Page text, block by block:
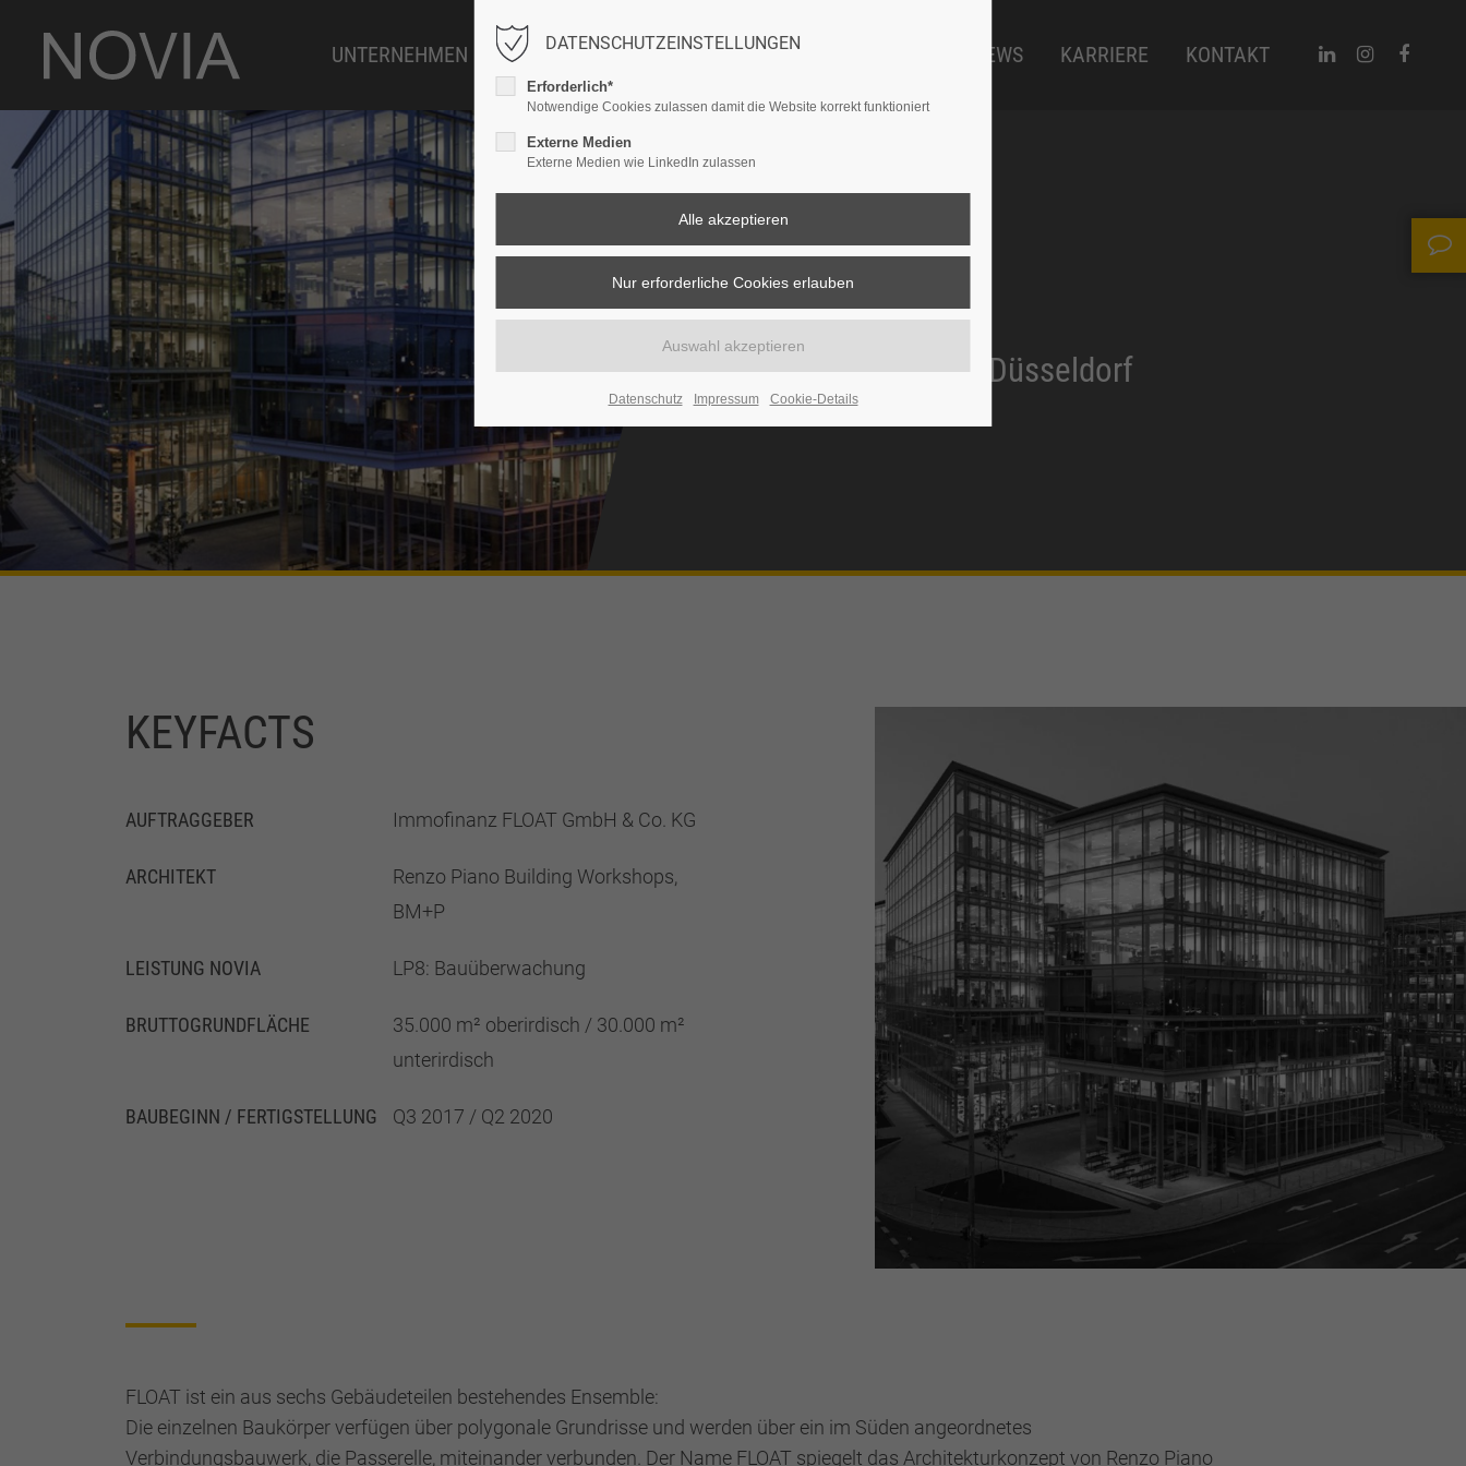
UNTERNEHMEN LEISTUNGEN ESG-CONSULTING NEWS KARRIERE KONTAKT
FLOAT
Medienhafen Düsseldorf
KEYFACTS
AUFTRAGGEBER Immofinanz FLOAT GmbH & Co. KG
ARCHITEKT
Renzo Piano Building Workshops,
BM+P
LEISTUNG NOVIA LP8: Bauüberwachung
BRUTTO­GRUND­FLÄCHE
35.000 m² oberirdisch / 30.000 m²
unterirdisch
BAUBEGINN / FERTIGSTELLUNG Q3 2017 / Q2 2020
FLOAT ist ein aus sechs Gebäudeteilen bestehendes Ensemble:
Die einzelnen Baukörper verfügen über polygonale Grundrisse und werden über ein im Süden angeordnetes
Verbindungsbauwerk, die Passerelle, miteinander verbunden. Der Name FLOAT spiegelt das Architekturkonzept von Renzo Piano
DATENSCHUTZEINSTELLUNGEN
Erforderlich*
Notwendige Cookies zulassen damit die Website korrekt funktioniert
Externe Medien
Externe Medien wie LinkedIn zulassen
Datenschutz Impressum Cookie-Details